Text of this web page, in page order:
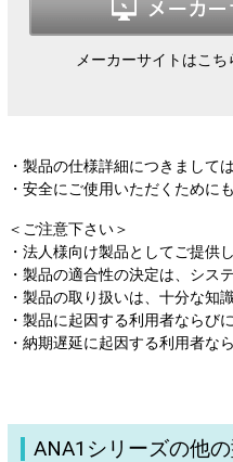
メーカーサイトはこ
・製品の仕様詳細につきまして
・安全にご使用いただくために
＜ご注意下さい＞
・法人様向け製品としてご提供
・製品の適合性の決定は、シス
・製品の取り扱いは、十分な知
・製品に起因する利用者ならび
・納期遅延に起因する利用者な
ANA1シリーズの他